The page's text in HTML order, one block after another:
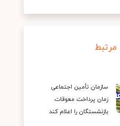
مرتبط
سازمان تأمین اجتماعی
زمان پرداخت معوقات
بازنشستگان را اعلام کند